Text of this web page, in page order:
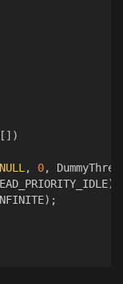
] )
NULL, 0,
)
) ;